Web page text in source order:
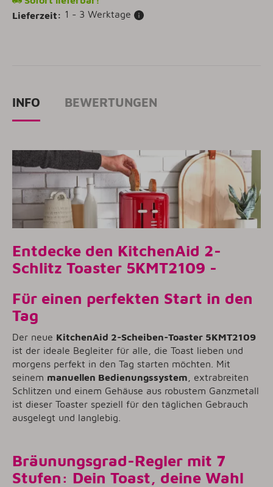
Lieferzeit: 1 - 3 Werktage
INFO BEWERTUNGEN
Entdecke den KitchenAid 2-
Schlitz Toaster 5KMT2109 -
Für einen perfekten Start in den
Tag
Der neue KitchenAid 2-Scheiben-Toaster 5KMT2109
ist der ideale Begleiter für alle, die Toast lieben und
morgens perfekt in den Tag starten möchten. Mit
seinem manuellen Bedienungssystem , extrabreiten
Schlitzen und einem Gehäuse aus robustem Ganzmetall
ist dieser Toaster speziell für den täglichen Gebrauch
ausgelegt und langlebig.
Bräunungsgrad-Regler mit 7
Stufen: Dein Toast, deine Wahl